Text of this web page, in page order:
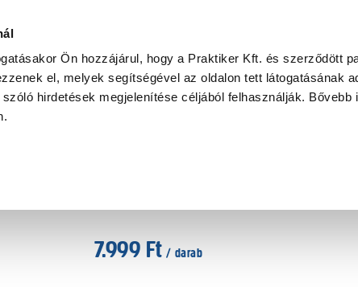
Ön hozzájárul, hogy a Praktiker Kft. és szerződött
el, melyek segítségével az oldalon tett látogatásának
hirdetések megjelenítése céljából felhasználják. Bővebb
Praktiker Professional Szakiajánló Ügyintézés és Információ
7.999 Ft / darab